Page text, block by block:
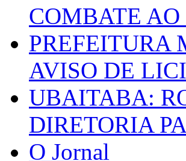
COMBATE
PREFEITURA
AVISO DE
UBAITABA:
DIRETORIA
O Jornal